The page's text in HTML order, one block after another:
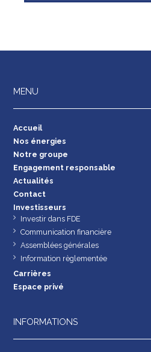
MENU
Accueil
Nos énergies
Notre groupe
Engagement responsable
Actualités
Contact
Investisseurs
Investir dans FDE
Communication financière
Assemblées générales
Information règlementée
Carrières
Espace privé
INFORMATIONS